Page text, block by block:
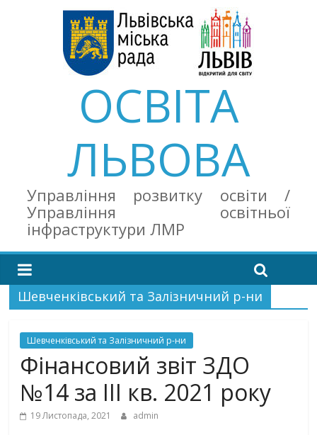
ОСВІТА
ЛЬВОВА
Управління розвитку освіти /
Управління освітньої
інфраструктури ЛМР
Шевченківський та Залізничний р-ни
Шевченківський та Залізничний р-ни
Фінансовий звіт ЗДО
№14 за ІІІ кв. 2021 року
19 Листопада, 2021 admin